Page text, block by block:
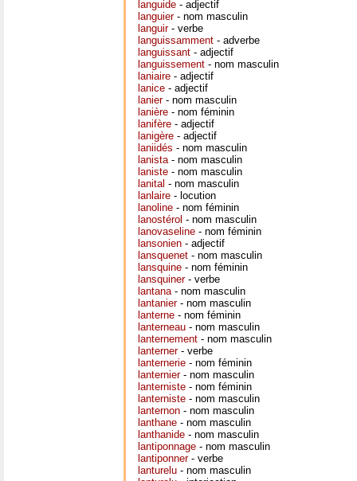
languide - adjectif
languier- nom masculin
languir- verbe
languissamment - adverbe
languissant - adjectif
languissement - nom masculin
laniaire - adjectif
lanice - adjectif
lanier- nom masculin
lanière - nom féminin
lanifère - adjectif
lanigère - adjectif
laniidés - nom masculin
lanista- nom masculin
laniste - nom masculin
lanital - nom masculin
lanlaire - locution
lanoline - nom féminin
lanostérol - nom masculin
lanovaseline - nom féminin
lansonien - adjectif
lansquenet - nom masculin
lansquine - nom féminin
lansquiner- verbe
lantana- nom masculin
lantanier- nom masculin
lanterne - nom féminin
lanterneau - nom masculin
lanternement - nom masculin
lanterner- verbe
lanternerie - nom féminin
lanternier- nom masculin
lanterniste - nom féminin
lanterniste - nom masculin
lanternon - nom masculin
lanthane - nom masculin
lanthanide - nom masculin
lantiponnage - nom masculin
lantiponner- verbe
lanturelu - nom masculin